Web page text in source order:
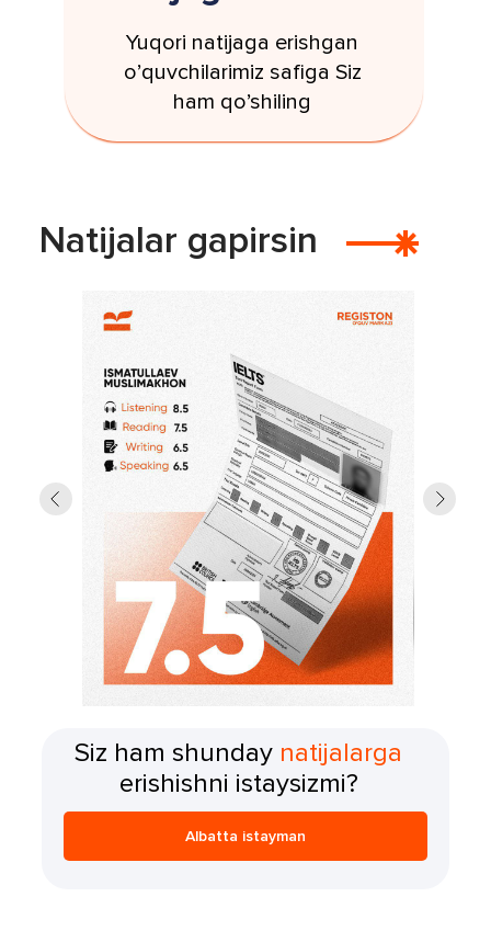
Yuqori natijaga erishgan
o’quvchilarimiz safiga Siz
ham qo’shiling
Natijalar gapirsin
Siz ham shunday natijalarga
erishishni istaysizmi?
Albatta istayman